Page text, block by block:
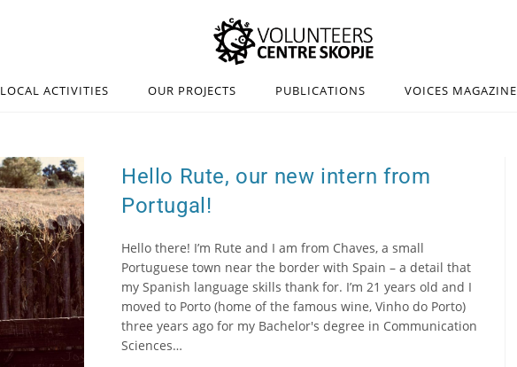
LOCAL ACTIVITIES OUR PROJECTS PUBLICATIONS VOICES MAGAZINE
Hello Rute, our new intern from
Portugal!
Hello there! I’m Rute and I am from Chaves, a small
Portuguese town near the border with Spain – a detail that
my Spanish language skills thank for. I’m 21 years old and I
moved to Porto (home of the famous wine, Vinho do Porto)
three years ago for my Bachelor's degree in Communication
Sciences…